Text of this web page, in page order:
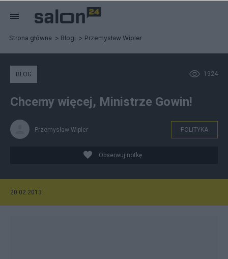
Strona główna Blogi Przemysław Wipler
1924
BLOG
Chcemy więcej, Ministrze Gowin!
Przemysław Wipler POLITYKA
Obserwuj notkę
20.02.2013